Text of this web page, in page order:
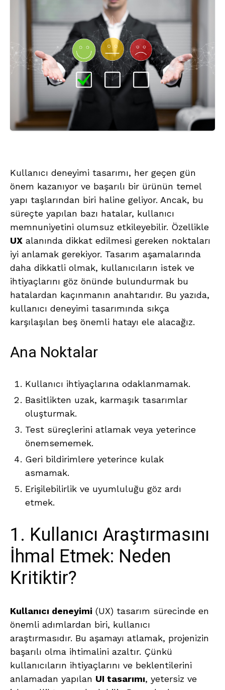
Kullanıcı deneyimi tasarımı, her geçen gün
önem kazanıyor ve başarılı bir ürünün temel
yapı taşlarından biri haline geliyor. Ancak, bu
süreçte yapılan bazı hatalar, kullanıcı
memnuniyetini olumsuz etkileyebilir. Özellikle
UX alanında dikkat edilmesi gereken noktaları
iyi anlamak gerekiyor. Tasarım aşamalarında
daha dikkatli olmak, kullanıcıların istek ve
ihtiyaçlarını göz önünde bulundurmak bu
hatalardan kaçınmanın anahtarıdır. Bu yazıda,
kullanıcı deneyimi tasarımında sıkça
karşılaşılan beş önemli hatayı ele alacağız.
Ana Noktalar
Kullanıcı ihtiyaçlarına odaklanmamak.
Basitlikten uzak, karmaşık tasarımlar
oluşturmak.
Test süreçlerini atlamak veya yeterince
önemsememek.
Geri bildirimlere yeterince kulak
asmamak.
Erişilebilirlik ve uyumluluğu göz ardı
etmek.
1. Kullanıcı Araştırmasını
İhmal Etmek: Neden
Kritiktir?
Kullanıcı deneyimi (UX) tasarım sürecinde en
önemli adımlardan biri, kullanıcı
araştırmasıdır. Bu aşamayı atlamak, projenizin
başarılı olma ihtimalini azaltır. Çünkü
kullanıcıların ihtiyaçlarını ve beklentilerini
anlamadan yapılan UI tasarımı, yetersiz ve